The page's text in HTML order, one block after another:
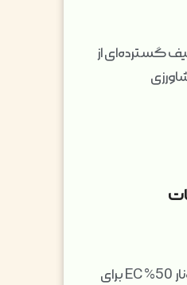
گسترده‌ای از
پروفنوفوس پرتونار 50% EC برای